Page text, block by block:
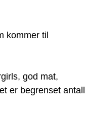
kommer til
god mat,
er begrenset antall